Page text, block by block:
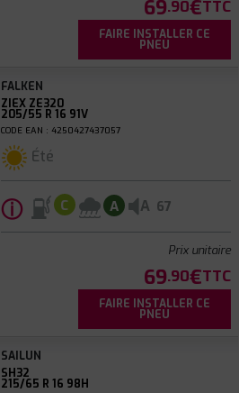
69.90€TTC
FAIRE INSTALLER CE
PNEU
FALKEN
ZIEX ZE320
205/55 R 16 91V
CODE EAN : 4250427437057
Été
ⓘ C A A 67
Prix unitaire
69.90€TTC
FAIRE INSTALLER CE
PNEU
SAILUN
SH32
215/65 R 16 98H